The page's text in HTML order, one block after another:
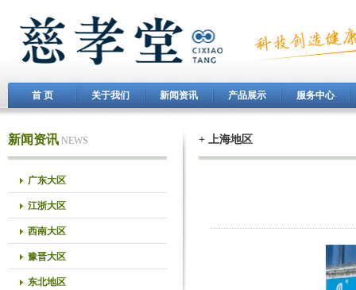
首 页 关于我们 新闻资讯 产品展示 服务中心
新闻资讯 NEWS
广东大区
江浙大区
西南大区
豫晋大区
东北地区
+ 上海地区